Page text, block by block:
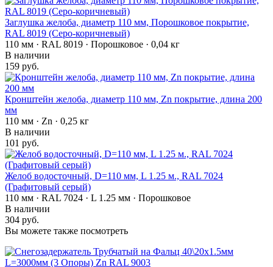
Заглушка желоба, диаметр 110 мм, Порошковое покрытие,
RAL 8019 (Серо-коричневый)
110 мм · RAL 8019 · Порошковое · 0,04 кг
В наличии
159 руб.
Кронштейн желоба, диаметр 110 мм, Zn покрытие, длина 200
мм
110 мм · Zn · 0,25 кг
В наличии
101 руб.
Желоб водосточный, D=110 мм, L 1.25 м., RAL 7024
(Графитовый серый)
110 мм · RAL 7024 · L 1.25 мм · Порошковое
В наличии
304 руб.
Вы можете также посмотреть